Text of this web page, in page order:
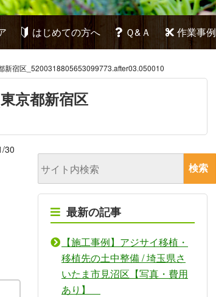
はじめての方へ Ｑ&Ａ 作業事例
新宿区_5200318805653099773.after03.050010
京都新宿区
30
最新の記事
【施工事例】アジサイ移植・
移植先の土中整備 / 埼玉県さ
いたま市見沼区【写真・費用
あり】